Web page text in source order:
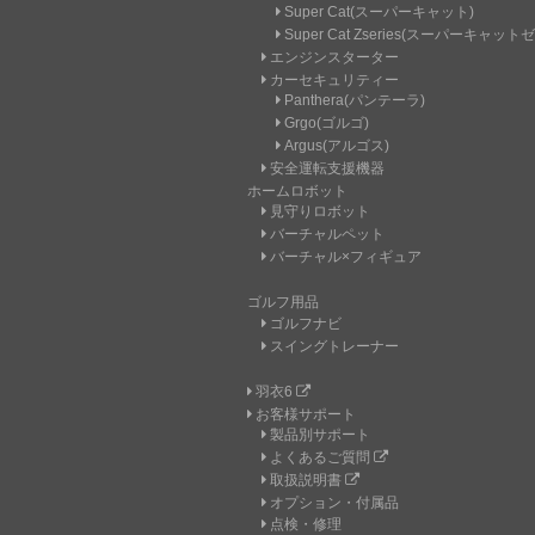
Super Cat(スーパーキャット)
Super Cat Zseries(スーパーキャット
エンジンスターター
カーセキュリティー
Panthera(パンテーラ)
Grgo(ゴルゴ)
Argus(アルゴス)
安全運転支援機器
ホームロボット
見守りロボット
バーチャルペット
バーチャル×フィギュア
ゴルフ用品
ゴルフナビ
スイングトレーナー
羽衣6
お客様サポート
製品別サポート
よくあるご質問
取扱説明書
オプション・付属品
点検・修理